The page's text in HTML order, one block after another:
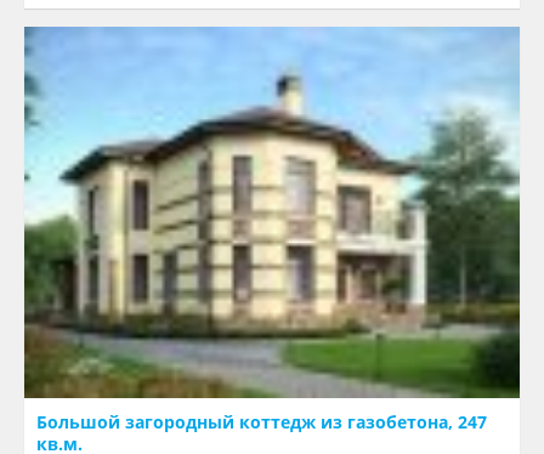
Большой загородный коттедж из газобетона, 247
кв.м.